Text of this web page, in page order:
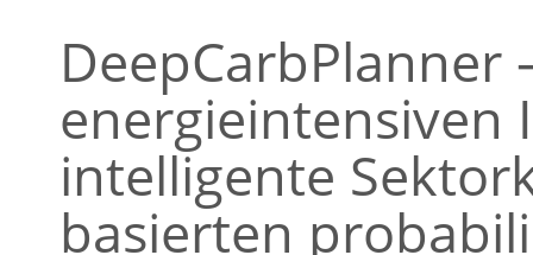
energieintensiven
intelligente
basierten